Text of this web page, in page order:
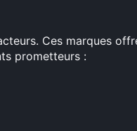
Ces marques
prometteurs :